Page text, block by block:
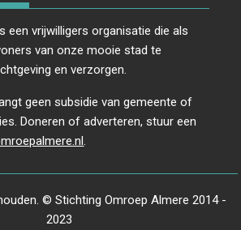
een vrijwilligers organisatie die als
van onze mooie stad te
en verzorgen.
geen subsidie van gemeente of
Doneren of adverteren, stuur een
.
© Stichting Omroep Almere 2014 -
2023